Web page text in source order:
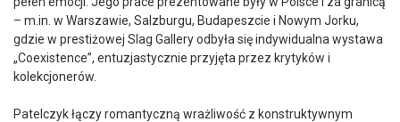
– m.in. w Warszawie, Salzburgu, Budapeszcie i Nowym Jorku,
gdzie w prestiżowej Slag Gallery odbyła się indywidualna wystawa
„Coexistence”, entuzjastycznie przyjęta przez krytyków i
kolekcjonerów.
Patelczyk łączy romantyczną wrażliwość z konstruktywnym